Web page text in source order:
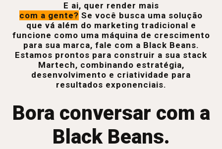
E ai, quer render mais
com a gente? Se você busca uma solução
que vá além do marketing tradicional e
funcione como uma máquina de crescimento
para sua marca, fale com a Black Beans.
Estamos prontos para construir a sua stack
Martech, combinando estratégia,
desenvolvimento e criatividade para
resultados exponenciais.
Bora conversar com a
Black Beans.